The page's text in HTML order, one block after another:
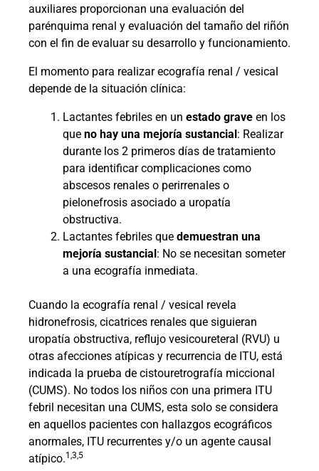
auxiliares proporcionan una evaluación del
parénquima renal y evaluación del tamaño del riñón
con el fin de evaluar su desarrollo y funcionamiento.
El momento para realizar ecografía renal / vesical
depende de la situación clínica:
Lactantes febriles en un estado grave en los
que no hay una mejoría sustancial : Realizar
durante los 2 primeros días de tratamiento
para identificar complicaciones como
abscesos renales o perirrenales o
pielonefrosis asociado a uropatía
obstructiva.
Lactantes febriles que demuestran una
mejoría sustancial : No se necesitan someter
a una ecografía inmediata.
Cuando la ecografía renal / vesical revela
hidronefrosis, cicatrices renales que siguieran
uropatía obstructiva, reflujo vesicoureteral (RVU) u
otras afecciones atípicas y recurrencia de ITU, está
indicada la prueba de cistouretrografía miccional
(CUMS). No todos los niños con una primera ITU
febril necesitan una CUMS, esta solo se considera
en aquellos pacientes con hallazgos ecográficos
anormales, ITU recurrentes y/o un agente causal
atípico.1,3,5